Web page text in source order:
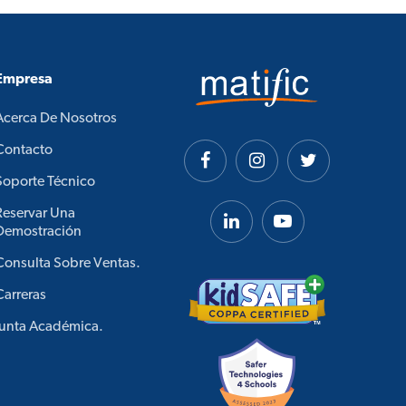
De Nosotros
Técnico
Una
Sobre Ventas.
Académica.